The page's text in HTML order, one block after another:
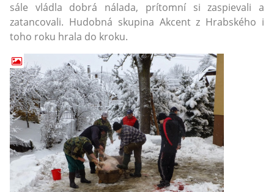
sále vládla dobrá nálada, prítomní si zaspievali a
zatancovali. Hudobná skupina Akcent z Hrabského i
toho roku hrala do kroku.